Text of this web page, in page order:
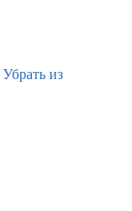
Убрать из